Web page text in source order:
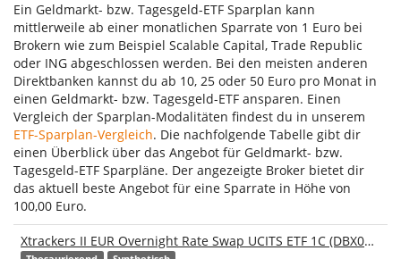
Ein Geldmarkt- bzw. Tagesgeld-ETF Sparplan kann
mittlerweile ab einer monatlichen Sparrate von 1 Euro bei
Brokern wie zum Beispiel Scalable Capital, Trade Republic
oder ING abgeschlossen werden. Bei den meisten anderen
Direktbanken kannst du ab 10, 25 oder 50 Euro pro Monat in
einen Geldmarkt- bzw. Tagesgeld-ETF ansparen. Einen
Vergleich der Sparplan-Modalitäten findest du in unserem
ETF-Sparplan-Vergleich. Die nachfolgende Tabelle gibt dir
einen Überblick über das Angebot für Geldmarkt- bzw.
Tagesgeld-ETF Sparpläne. Der angezeigte Broker bietet dir
das aktuell beste Angebot für eine Sparrate in Höhe von
100,00 Euro.
Xtrackers II EUR Overnight Rate Swap UCITS ETF 1C (DBX0AN)